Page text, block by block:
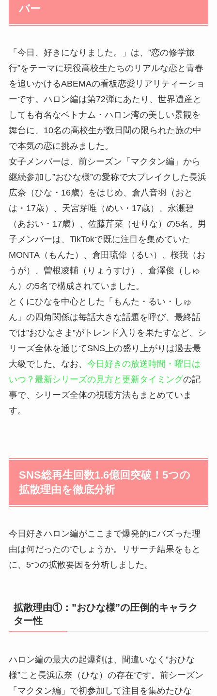
バー
「今日、好きになりました。」は、”恋の修学旅
行”をテーマに現役高校生たちのリアルな恋と青春
を追いかけるABEMAの看板恋愛リアリティーショ
ーです。ハロン編は第72弾にあたり、世界遺産と
しても有名なベトナム・ハロン湾の美しい景観を
舞台に、10名の高校生が数日間の限られた旅の中
で本気の恋に挑みました。
女子メンバーは、前シーズン「マクタン編」から
継続参加し”おひな様”の愛称で大ブレイクした長浜
広奈（ひな・16歳）をはじめ、倉八音羽（おと
は・17歳）、天宮芽唯（めい・17歳）、永瀬碧
（あおい・17歳）、佐藤芹菜（せりな）の5名。男
子メンバーは、TikTokで既に注目を集めていた
MONTA（もんた）、倉田琉偉（るい）、桜我（お
うが）、曽根凌輔（りょうすけ）、倉澤俊（しゅ
ん）の5名で構成されていました。
とくにひなを中心とした「もんた・るい・しゅ
ん」の四角関係は毎話大きな話題を呼び、最終話
では”おひなさま”がトレンド入りを果たすなど、シ
リーズ全体を通じてSNS上の盛り上がりは過去最
大級でした。なお、 今日好きの放送時間・曜日は
いつ？最新シリーズの見方と更新タイミングの記
事で、シリーズ全体の視聴方法もまとめていま
す。
SNS総再生回数1.6億回突破！5つの
拡散理由を徹底分析
今日好きハロン編がここまで爆発的にバズった理
由は何だったのでしょうか。リサーチ結果をもと
に、5つの拡散要因を分析しました。
拡散理由①：”おひな様”の圧倒的キャラク
ター性
ハロン編の最大の起爆剤は、間違いなく”おひな
様”こと長浜広奈（ひな）の存在です。前シーズン
「マクタン編」で初参加して注目を集めたひな